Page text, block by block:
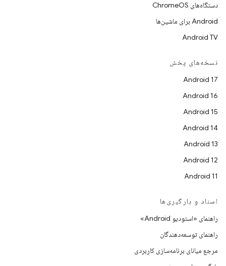
دستگاه‌های ChromeOS
Android برای ماشین‌ها
Android TV
نسخه‌های پخش
Android 17
Android 16
Android 15
Android 14
Android 13
Android 12
Android 11
اسناد و بارگیری‌ها
راهنمای «استودیو Android»
راهنمای توسعه‌دهندگان
مرجع میانای برنامه‌سازی کاربردی